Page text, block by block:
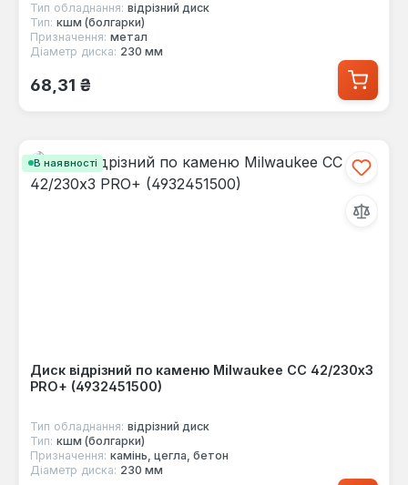
Тип обладнання: відрізний диск
Тип: кшм (болгарки)
Призначення: метал
Діаметр диска: 230 мм
Звичайна ціна:
68,31 ₴
В наявності
Диск відрізний по каменю Milwaukee CC 42/230х3
PRO+ (4932451500)
Тип обладнання: відрізний диск
Тип: кшм (болгарки)
Призначення: камінь, цегла, бетон
Діаметр диска: 230 мм